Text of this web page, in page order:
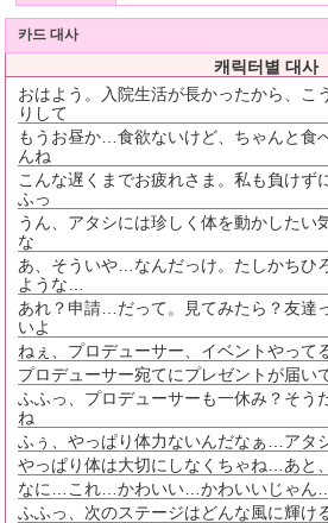
카드 대사
캐릭터별 대사
おはよう。入院生活が長かったから、こ
りして
もうお昼か…食欲ないけど、ちゃんと食
んね
こんな遅くまでお疲れさま。私も負け
ふっ
うん、アタシには珍しく体を動かした
な
あ、そういや…なんだっけ。たしかちひ
ような…
あれ？申請…だって。見てみたら？友達
いよ
ねぇ、プロデューサー、イベントやって
プロデューサー宛てにプレゼントが届い
ふふっ、プロデューサーも一休み？そう
ね
ふぅ、やっぱり体力ないんだなぁ…アタ
やっぱり体は大切にしなくちゃね…あと
なに…これ…かわいい…かわいいじゃん
ふふっ、次のステージはどんな風に輝け